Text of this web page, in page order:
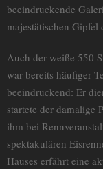
beeindruckende
majestätischen Gipfel
Auch der weiße 550
war bereits häufiger
beeindruckend: Er
startete der damalige
ihm bei
spektakulären
Hauses erfährt eine